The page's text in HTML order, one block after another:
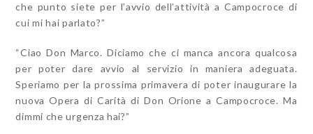
che punto siete per l’avvio dell’attività a Campocroce di
cui mi hai parlato?”
“Ciao Don Marco. Diciamo che ci manca ancora qualcosa
per poter dare avvio al servizio in maniera adeguata.
Speriamo per la prossima primavera di poter inaugurare la
nuova Opera di Carità di Don Orione a Campocroce. Ma
dimmi che urgenza hai?”